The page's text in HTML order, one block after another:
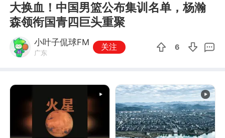
大换血！中国男篮公布集训名单，杨瀚
森领衔国青四巨头重聚
小叶子侃球FM
广东
关注 6